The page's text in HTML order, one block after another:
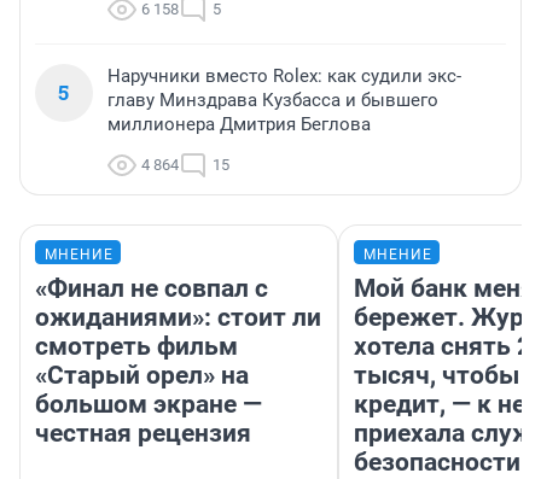
6 158 5
5
Наручники вместо Rolex: как судили экс-
главу Минздрава Кузбасса и бывшего
миллионера Дмитрия Беглова
4 864 15
МНЕНИЕ
«Финал не совпал с
ожиданиями»: стоит ли
смотреть фильм
«Старый орел» на
большом экране —
честная рецензия
МНЕНИЕ
Мой банк меня
бережет.
хотела снять
тысяч, чтобы
кредит, — к
приехала
безопасности